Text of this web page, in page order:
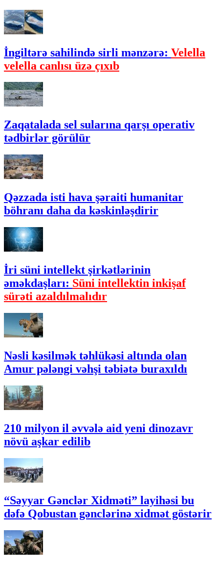
İngiltərə sahilində sirli mənzərə: Velella
velella canlısı üzə çıxıb
Zaqatalada sel sularına qarşı operativ
tədbirlər görülür
Qəzzada isti hava şəraiti humanitar
böhranı daha da kəskinləşdirir
İri süni intellekt şirkətlərinin
əməkdaşları: Süni intellektin inkişaf
sürəti azaldılmalıdır
Nəsli kəsilmək təhlükəsi altında olan
Amur pələngi vəhşi təbiətə buraxıldı
210 milyon il əvvələ aid yeni dinozavr
növü aşkar edilib
“Səyyar Gənclər Xidməti” layihəsi bu
dəfə Qobustan gənclərinə xidmət göstərir